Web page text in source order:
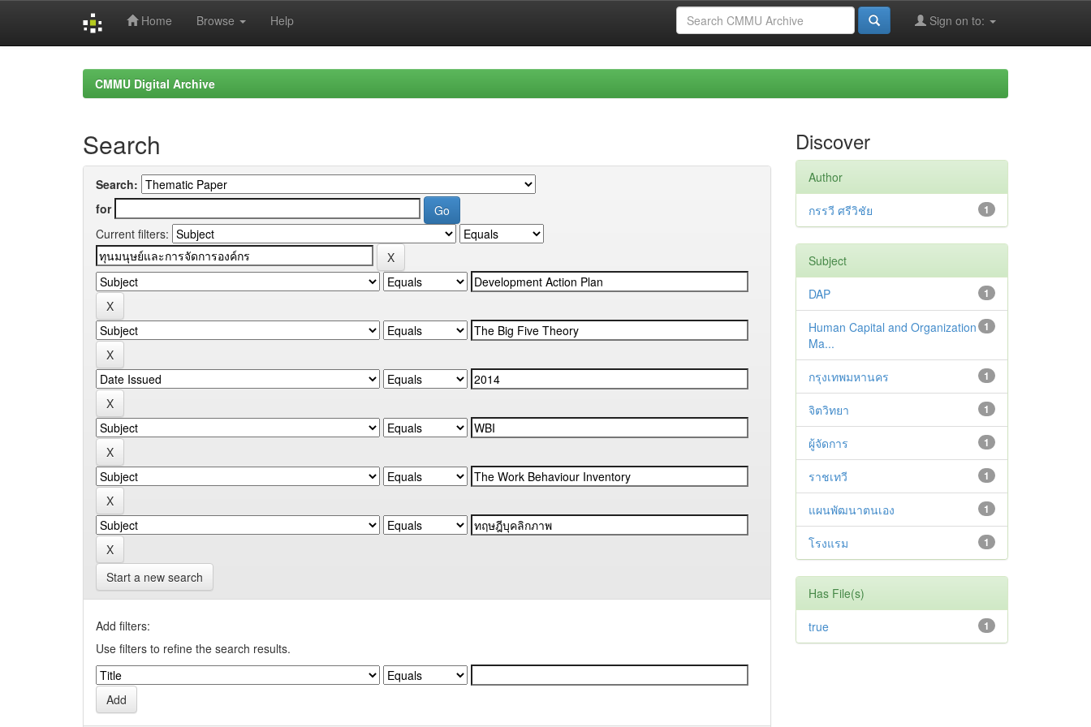
Home Browse Help Sign on to:
CMMU Digital Archive
Search
Search:
for
Current filters:
Start a new search
Add filters:
Use filters to refine the search results.
Discover
Author
1
กรรวี ศรีวิชัย
Subject
1
DAP
1
Human Capital and Organization
Ma...
1
กรุงเทพมหานคร
1
จิตวิทยา
1
ผู้จัดการ
1
ราชเทวี
1
แผนพัฒนาตนเอง
1
โรงแรม
Has File(s)
1
true